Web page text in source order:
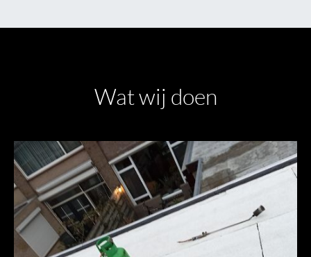
Wat wij doen